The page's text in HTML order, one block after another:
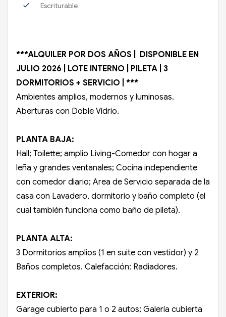
check Escriturable
***ALQUILER POR DOS AÑOS | DISPONIBLE EN
JULIO 2026 | LOTE INTERNO | PILETA | 3
DORMITORIOS + SERVICIO | ***
Ambientes amplios, modernos y luminosas.
Aberturas con Doble Vidrio.
PLANTA BAJA:
Hall; Toilette; amplio Living-Comedor con hogar a
leña y grandes ventanales; Cocina independiente
con comedor diario; Area de Servicio separada de la
casa con Lavadero, dormitorio y baño completo (el
cual también funciona como baño de pileta).
PLANTA ALTA:
3 Dormitorios amplios (1 en suite con vestidor) y 2
Baños completos. Calefacción: Radiadores.
EXTERIOR:
Garage cubierto para 1 o 2 autos; Galería cubierta